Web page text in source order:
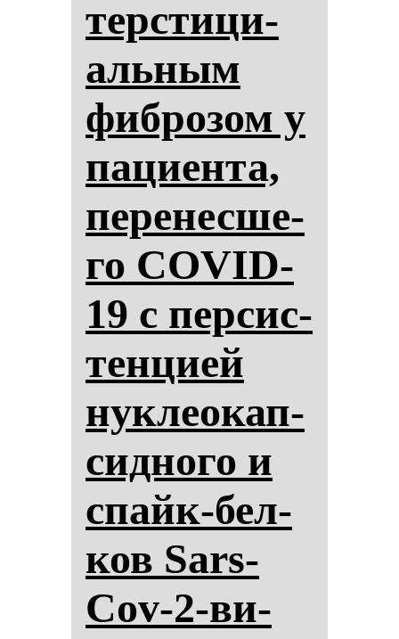
тер­сти­ци­
аль­ным
фиб­ро­зом у
па­ци­ен­та,
пе­ре­нес­ше­
го COVID-
19 с пер­сис­
тен­ци­ей
нук­ле­окап­
сид­но­го и
спайк-бел­
ков Sars-
Cov-2-ви­